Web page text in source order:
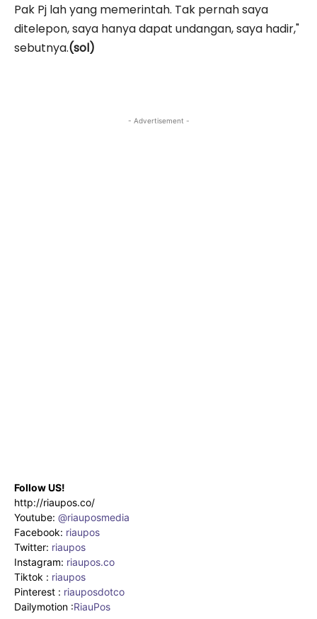
Pak Pj lah yang memerintah. Tak pernah saya
ditelepon, saya hanya dapat undangan, saya hadir,"
sebutnya.(sol)
- Advertisement -
Follow US!
http://riaupos.co/
Youtube: @riauposmedia
Facebook: riaupos
Twitter: riaupos
Instagram: riaupos.co
Tiktok : riaupos
Pinterest : riauposdotco
Dailymotion :RiauPos